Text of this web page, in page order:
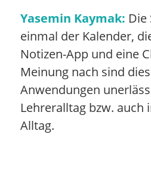
Yasemin Kaymak: Die
einmal der Kalender,
Notizen-App und eine
Meinung nach sind
Anwendungen
Lehreralltag bzw. auch
Alltag.